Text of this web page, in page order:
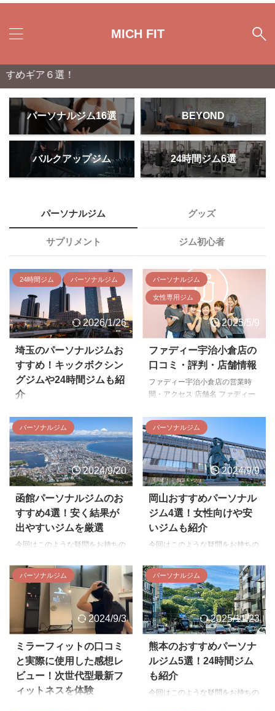
MICH FIT
ア６選！
パーソナルジム16選 BEYOND
バルクアップジム 24時間ジム6選
パーソナルジム グッズ
サプリメント ジム初心者
24時間ジム パーソナルジム
2026/1/26
埼玉のパーソナルジムお
すすめ！キックボクシン
グジムや24時間ジムも紹
介
る方に向けて、失敗しないジム選
びのポイントとおすすめ施設を分
かりやすくまとめました。 通い
やすい営業時間や立地、無理のな
い価格設定、トレーナーの指導力
や相性、身体づくりを支えるコン
ディショニングの質は、ジム選び
で特に重要な要素です。 本記事
では、埼玉で評判のパーソナルジ
ムを厳選して紹介するとともに、
目的や予算に応じて検討したいパ
もあわせて解説します。自分に合
ったジムを見つけたい方は、ぜひ
参考にしてください。 埼玉のパ
ーソナルジムの選び方 埼玉のパ
パーソナルジム
女性専用ジム
2025/5/9
ファディー宇治小倉店の
口コミ・評判・店舗情報
ファディー宇治小倉店の営業時
間・アクセス 店舗名 ファディー
倉町老ノ木３９ ヴェルジュ1階
アクセス 近畿日本鉄道京都線 小
倉駅 徒歩1分 営業時間 5:00～
23:00 【スタッフ対応・電話受付
時間】 [平日]10:00～19:00 [土
曜]9:00～18:00 [日曜／祝日]無人
営業 電話番号 0774-20-5110 設
備 更無料駐輪場：あり 更衣室・
ロッカー： あり 化粧台・洗面
台： あり 有料シューズロッカ
ー：あり ファディー宇治小倉店
パーソナルジム
2024/9/20
函館パーソナルジムのお
すすめ4選！安く結果が
出やすいジムを厳選
今回はこのような疑問をお持ちの
の中でも特におすすめのジムを紹
介します。 函館のパーソナルジ
ムの選び方 函館のパーソナルジ
ムの選び方を紹介します。 営業
時間帯・場所 予算に見合う価格
帯 トレーナーのレベル・相性 コ
ンディショニング 営業時間帯・
場所 パーソナルジムは2〜3ヶ月
通うのが前提ですので、仕事やプ
ライベートと両立しやすいように
通いやすさを重視しましょう。
パーソナルジム
2024/9/9
岡山おすすめパーソナル
ジム4選！女性向けや安
いジムも紹介
今回はこのような疑問をお持ちの
ソナルジムを厳選紹介します。
岡山のパーソナルジムの選び方
岡山のパーソナルジムの選び方を
紹介します。 通いやすい営業時
間・場所 自分に合う価格帯 指導
のレベル・相性 コンディショニ
ング 通いやすい営業時間・場所
パーソナルジムは数ヶ月通うのが
前提となるため、自宅や職場から
通いやすい営業時間・場所にある
ジムを選びましょう。 平日であ
パーソナルジム
2024/9/3
ミラーフィットの口コミ
と実際に使用した感想レ
ビュー！次世代型最新フ
ィットネスを体験
パーソナルジム
2025/11/23
熊本のおすすめパーソナ
ルジム5選！24時間ジム
も紹介
今回はこのような疑問をお持ちの